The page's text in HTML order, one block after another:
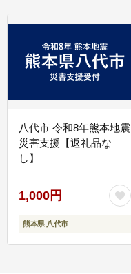
八代市 令和8年熊本地震
災害支援【返礼品な
し】
1,000円
熊本県 八代市